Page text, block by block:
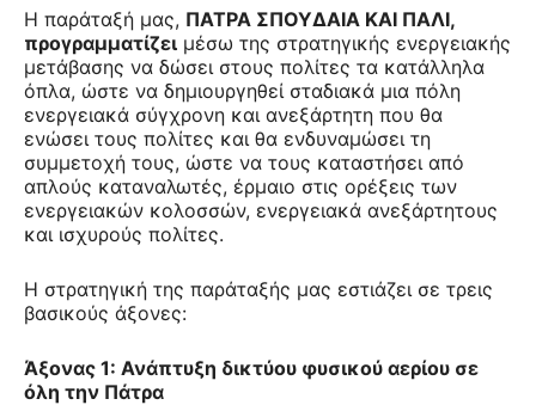
Η παράταξή μας, ΠΑΤΡΑ ΣΠΟΥΔΑΙΑ ΚΑΙ ΠΑΛΙ,
προγραμματίζει μέσω της στρατηγικής ενεργειακής
μετάβασης να δώσει στους πολίτες τα κατάλληλα
όπλα, ώστε να δημιουργηθεί σταδιακά μια πόλη
ενεργειακά σύγχρονη και ανεξάρτητη που θα
ενώσει τους πολίτες και θα ενδυναμώσει τη
συμμετοχή τους, ώστε να τους καταστήσει από
απλούς καταναλωτές, έρμαιο στις ορέξεις των
ενεργειακών κολοσσών, ενεργειακά ανεξάρτητους
και ισχυρούς πολίτες.
Η στρατηγική της παράταξής μας εστιάζει σε τρεις
βασικούς άξονες:
Άξονας 1: Ανάπτυξη δικτύου φυσικού αερίου σε
όλη την Πάτρα